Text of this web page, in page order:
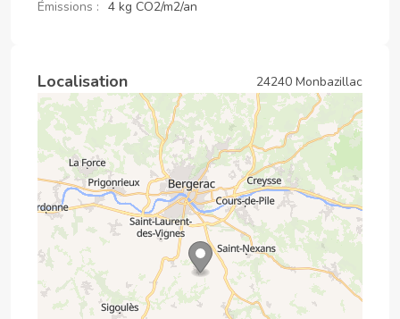
Émissions : 4 kg CO2/m2/an
Localisation 24240 Monbazillac